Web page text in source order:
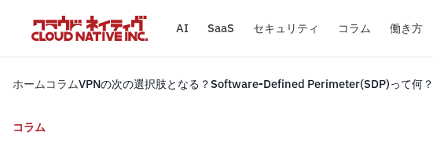
AI SaaS セキュリティ コラム 働き方
ホームコラムVPNの次の選択肢となる？Software-Defined Perimeter(SDP)って何？
コラム